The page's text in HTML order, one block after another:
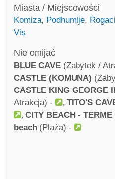
Miasta / Miejscowości
Komiza, Podhumlje,
Vis
Nie omijać
BLUE CAVE (Zabytek /
CASTLE (KOMUNA)
CASTLE KING GEORGE
Atrakcja) -
TITO'S
CITY BEACH - TERME
beach (Plaża) -